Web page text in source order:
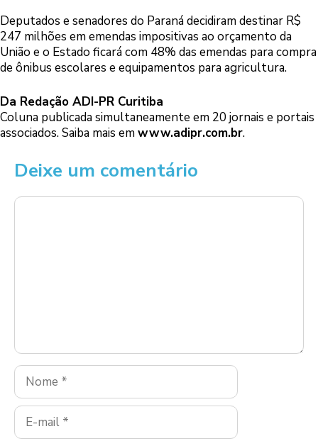
Deputados e senadores do Paraná decidiram destinar R$
247 milhões em emendas impositivas ao orçamento da
União e o Estado ficará com 48% das emendas para compra
de ônibus escolares e equipamentos para agricultura.
Da Redação ADI-PR Curitiba
Coluna publicada simultaneamente em 20 jornais e portais
associados. Saiba mais emwww.adipr.com.br.
Deixe um comentário
Comentário
Nome
E-
mail